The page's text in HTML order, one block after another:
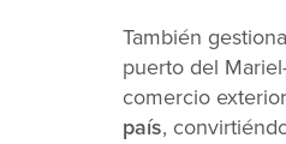
También
puerto del
comercio
país,